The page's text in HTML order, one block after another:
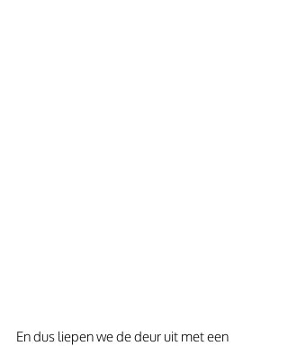
En dus liepen we de deur uit met een